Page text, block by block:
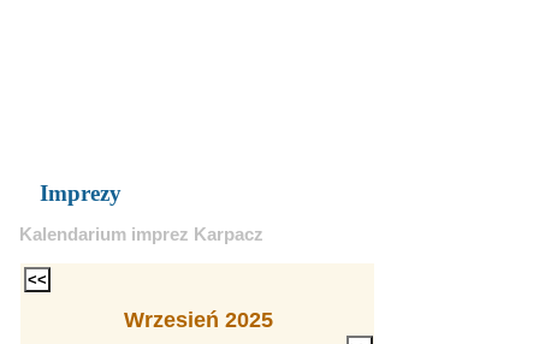
Imprezy
Kalendarium imprez Karpacz
Wrzesień 2025